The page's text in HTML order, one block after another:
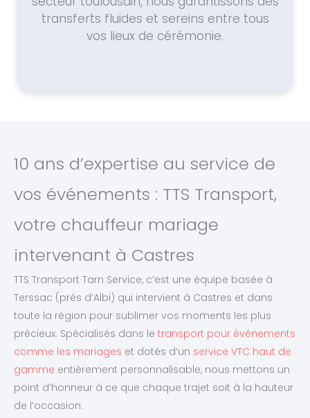
transferts fluides et sereins entre tous
vos lieux de cérémonie.
10 ans d’expertise au service de
vos événements : TTS Transport,
votre chauffeur mariage
intervenant à Castres
TTS Transport Tarn Service, c’est une équipe basée à
Terssac (près d’Albi) qui intervient à Castres et dans
toute la région pour sublimer vos moments les plus
précieux. Spécialisés dans le transport pour événements
comme les mariages et dotés d’un service VTC haut de
gamme entièrement personnalisable, nous mettons un
point d’honneur à ce que chaque trajet soit à la hauteur
de l’occasion.